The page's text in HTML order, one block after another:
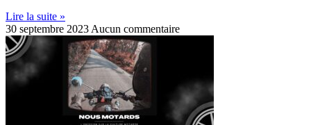
Lire la suite »
30 septembre 2023 Aucun commentaire